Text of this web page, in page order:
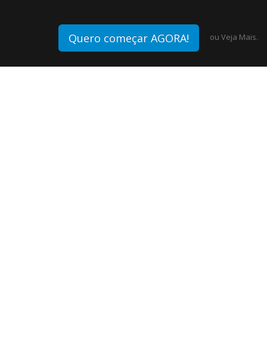
Quero começar AGORA! ou Veja Mais.